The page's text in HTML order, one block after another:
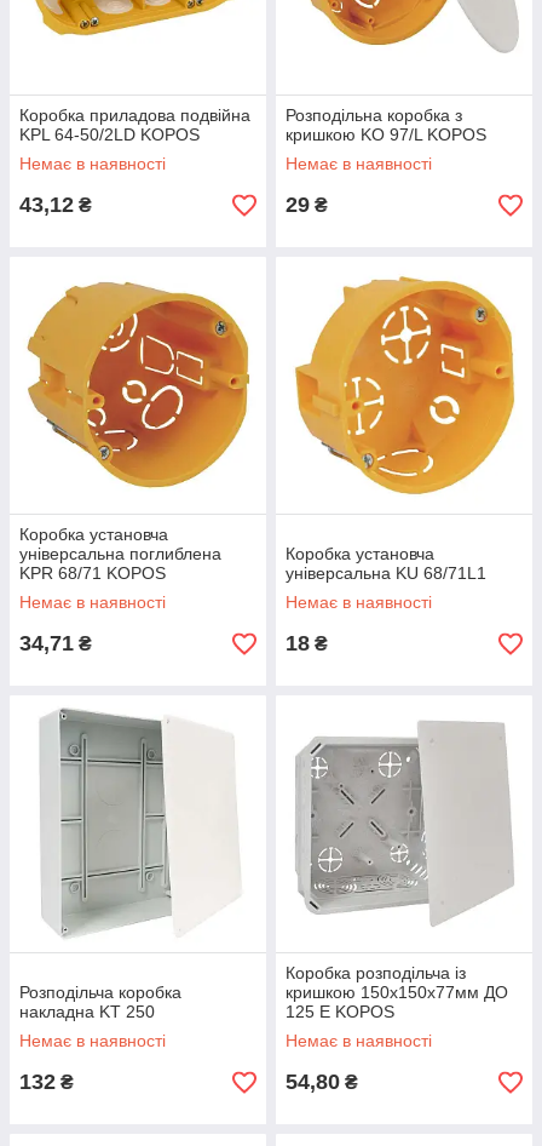
Коробка приладова подвійна
KPL 64-50/2LD KOPOS
Немає в наявності
43,12 ₴
Розподільна коробка з
кришкою KO 97/L KOPOS
Немає в наявності
29 ₴
Коробка установча
універсальна поглиблена
KPR 68/71 KOPOS
Немає в наявності
34,71 ₴
Коробка установча
універсальна KU 68/71L1
Немає в наявності
18 ₴
Розподільча коробка
накладна KT 250
Немає в наявності
132 ₴
Коробка розподільча із
кришкою 150х150х77мм ДО
125 Е KOPOS
Немає в наявності
54,80 ₴